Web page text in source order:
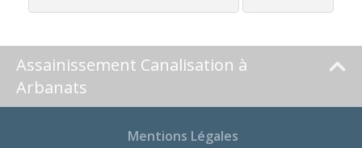
Assainissement Canalisation à
Arbanats
Mentions Légales